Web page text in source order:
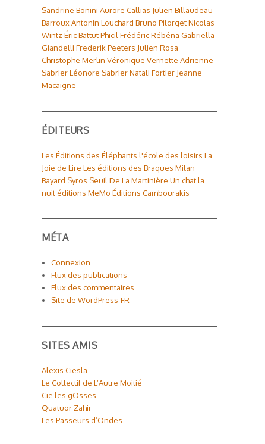
Sandrine Bonini Aurore Callias Julien Billaudeau
BarrouxAntonin Louchard Bruno PilorgetNicolas
WintzÉric BattutPhicilFrédéric Rébéna Gabriella
Giandelli Frederik Peeters Julien Rosa
Christophe Merlin Véronique Vernette Adrienne
SabrierLéonore SabrierNatali Fortier Jeanne
Macaigne
ÉDITEURS
Les Éditions des Éléphants l'école des loisirs La
Joie de Lire Les éditions des Braques Milan
Bayard Syros Seuil De La Martinière Un chat la
nuit éditions MeMo Éditions Cambourakis
MÉTA
Connexion
Flux des publications
Flux des commentaires
Site de WordPress-FR
SITES AMIS
Alexis Ciesla
Le Collectif de L’Autre Moitié
Cie les gOsses
Quatuor Zahir
Les Passeurs d’Ondes